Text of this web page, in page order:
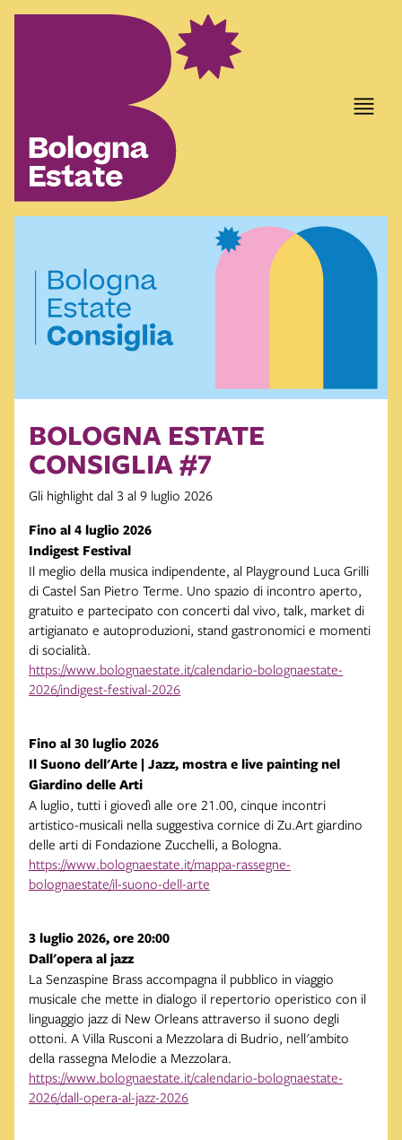
BOLOGNA ESTATE
CONSIGLIA #7
Gli highlight dal 3 al 9 luglio 2026
Fino al 4 luglio 2026
Indigest Festival
Il meglio della musica indipendente, al Playground Luca Grilli
di Castel San Pietro Terme. Uno spazio di incontro aperto,
gratuito e partecipato con concerti dal vivo, talk, market di
artigianato e autoproduzioni, stand gastronomici e momenti
di socialità.
https://www.bolognaestate.it/calendario-bolognaestate-
2026/indigest-festival-2026
Fino al 30 luglio 2026
Il Suono dell'Arte | Jazz, mostra e live painting nel
Giardino delle Arti
A luglio, tutti i giovedì alle ore 21.00, cinque incontri
artistico-musicali nella suggestiva cornice di Zu.Art giardino
delle arti di Fondazione Zucchelli, a Bologna.
https://www.bolognaestate.it/mappa-rassegne-
bolognaestate/il-suono-dell-arte
3 luglio 2026, ore 20:00
Dall'opera al jazz
La Senzaspine Brass accompagna il pubblico in viaggio
musicale che mette in dialogo il repertorio operistico con il
linguaggio jazz di New Orleans attraverso il suono degli
ottoni. A Villa Rusconi a Mezzolara di Budrio, nell'ambito
della rassegna Melodie a Mezzolara.
https://www.bolognaestate.it/calendario-bolognaestate-
2026/dall-opera-al-jazz-2026